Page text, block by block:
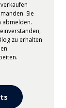
verkaufen
Sie
abmelden.
zu erhalten